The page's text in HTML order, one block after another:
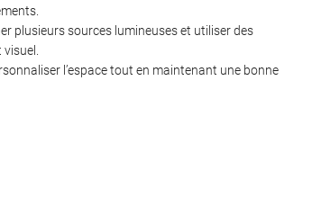
plusieurs sources lumineuses et utiliser des
visuel.
l’espace tout en maintenant une bonne